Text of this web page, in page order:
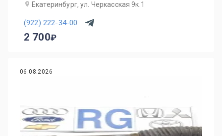
Екатеринбург, ул. Черкасская 9к.1
(922) 222-34-00
2 700
06.08.2026